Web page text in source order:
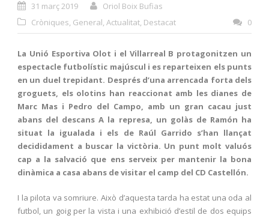
31 març 2019
Oriol Boix Bufias
Cròniques, General, Actualitat, Destacat 0
La Unió Esportiva Olot i el Villarreal B protagonitzen un
espectacle futbolístic majúscul i es reparteixen els punts
en un duel trepidant. Després d’una arrencada forta dels
groguets, els olotins han reaccionat amb les dianes de
Marc Mas i Pedro del Campo, amb un gran cacau just
abans del descans A la represa, un golàs de Ramón ha
situat la igualada i els de Raúl Garrido s’han llançat
decididament a buscar la victòria. Un punt molt valuós
cap a la salvació que ens serveix per mantenir la bona
dinàmica a casa abans de visitar el camp del CD Castellón.
I la pilota va somriure. Això d’aquesta tarda ha estat una oda al
futbol, un goig per la vista i una exhibició d’estil de dos equips